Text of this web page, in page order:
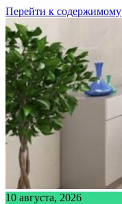
Перейти к содержимому
10 августа, 2026